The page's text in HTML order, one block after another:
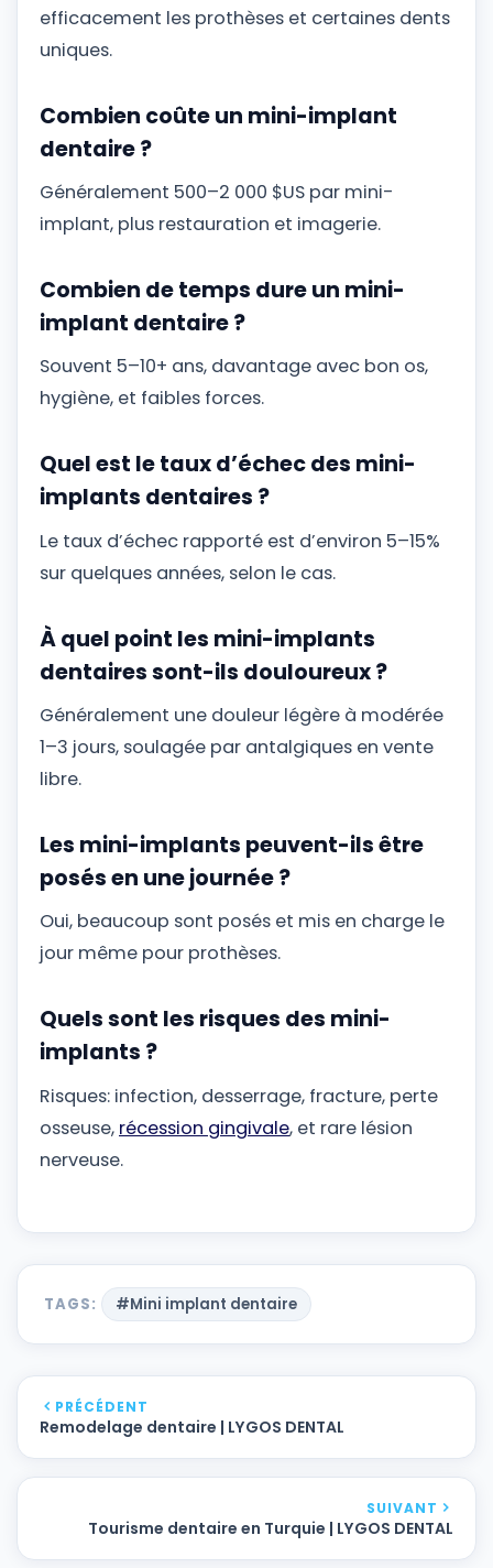
efficacement les prothèses et certaines dents
uniques.
Combien coûte un mini-implant
dentaire ?
Généralement 500–2 000 $US par mini-
implant, plus restauration et imagerie.
Combien de temps dure un mini-
implant dentaire ?
Souvent 5–10+ ans, davantage avec bon os,
hygiène, et faibles forces.
Quel est le taux d’échec des mini-
implants dentaires ?
Le taux d’échec rapporté est d’environ 5–15%
sur quelques années, selon le cas.
À quel point les mini-implants
dentaires sont-ils douloureux ?
Généralement une douleur légère à modérée
1–3 jours, soulagée par antalgiques en vente
libre.
Les mini-implants peuvent-ils être
posés en une journée ?
Oui, beaucoup sont posés et mis en charge le
jour même pour prothèses.
Quels sont les risques des mini-
implants ?
Risques: infection, desserrage, fracture, perte
osseuse, récession gingivale, et rare lésion
nerveuse.
TAGS: #Mini implant dentaire
PRÉCÉDENT
Remodelage dentaire | LYGOS DENTAL
SUIVANT
Tourisme dentaire en Turquie | LYGOS DENTAL